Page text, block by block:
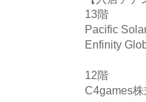
13階
Pacific
Enfinity
12階
C4games